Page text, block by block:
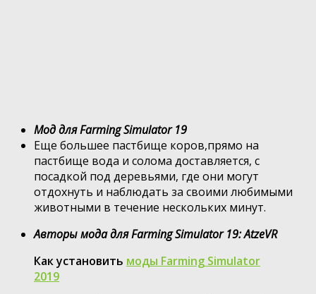
Мод для Farming Simulator 19
Еще большее пастбище коров,прямо на
пастбище вода и солома доставляется, с
посадкой под деревьями, где они могут
отдохнуть и наблюдать за своими любимыми
животными в течение нескольких минут.
Авторы мода для Farming Simulator 19: AtzeVR
Как установить моды Farming Simulator
2019